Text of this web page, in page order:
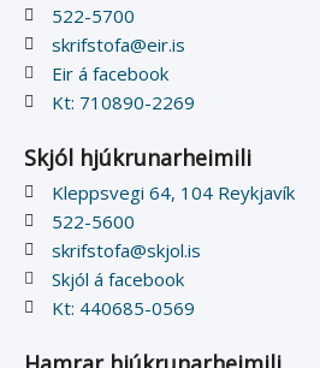
522-5700
skrifstofa@eir.is
Eir á facebook
Kt: 710890-2269
Skjól hjúkrunarheimili
Kleppsvegi 64, 104 Reykjavík
522-5600
skrifstofa@skjol.is
Skjól á facebook
Kt: 440685-0569